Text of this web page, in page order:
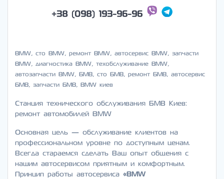
+38 (098) 193-96-96
BMW, cто BMW, ремонт BMW, автосервис BMW, запчасти
BMW, диагностика BMW, техобслуживание BMW,
автозапчасти BMW, БМВ, cто БМВ, ремонт БМВ, автосервис
БМВ, запчасти БМВ, BMW киев
Станция технического обслуживания БМВ Киев:
ремонт автомобилей BMW
Основная цель — обслуживание клиентов на
профессиональном уровне по доступным ценам.
Всегда стараемся сделать Ваш опыт общения с
нашим автосервисом приятным и комфортным.
Принцип работы автосервиса «BMW